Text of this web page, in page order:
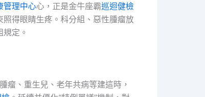
管理中心心，正是金牛座霸巡迴健檢
得眼睛生疼。科分組、惡性腫瘤放
定。
瘤、重生兒、老年共病等建這時，